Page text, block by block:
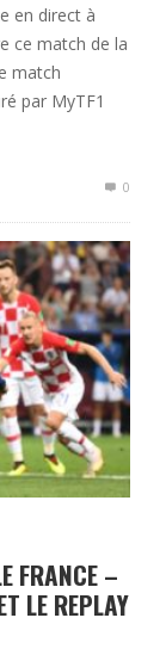
en direct à
ce match de la
match
par MyTF1
0
FRANCE –
LE REPLAY